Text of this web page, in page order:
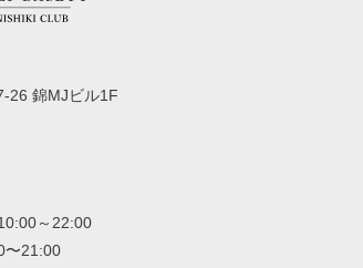
26 錦MJビル1F
～22:00
21:00